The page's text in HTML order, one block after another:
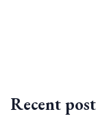
Recent post